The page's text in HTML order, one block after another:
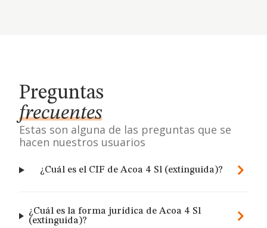
Preguntas
frecuentes
Estas son alguna de las preguntas que se
hacen nuestros usuarios
¿Cuál es el CIF de Acoa 4 Sl (extinguida)?
¿Cuál es la forma jurídica de Acoa 4 Sl
(extinguida)?